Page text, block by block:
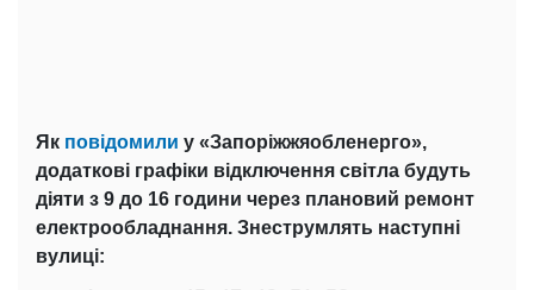
Як повідомили у «Запоріжжяобленерго»,
додаткові графіки відключення світла будуть
діяти з 9 до 16 години через плановий ремонт
електрообладнання. Знеструмлять наступні
вулиці: